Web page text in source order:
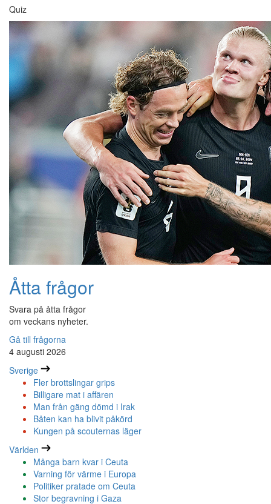
Quiz
Åtta frågor
Svara på åtta frågor
om veckans nyheter.
Gå till frågorna
4 augusti 2026
Sverige
Fler brottslingar grips
Billigare mat i affären
Man från gäng dömd i Irak
Båten kan ha blivit påkörd
Kungen på scouternas läger
Världen
Många barn kvar i Ceuta
Varning för värme i Europa
Politiker pratade om Ceuta
Stor begravning i Gaza